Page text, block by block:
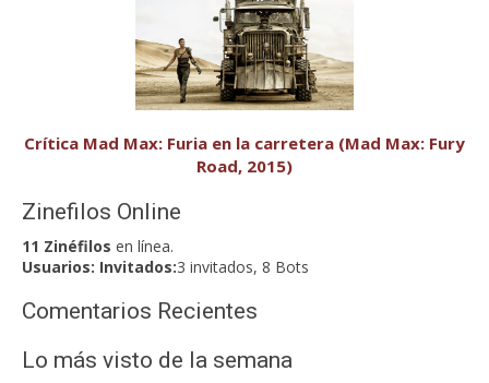
Crítica Mad Max: Furia en la carretera (Mad Max: Fury
Road, 2015)
Zinefilos Online
11 Zinéfilos en línea.
Usuarios: Invitados:3 invitados, 8 Bots
Comentarios Recientes
Lo más visto de la semana